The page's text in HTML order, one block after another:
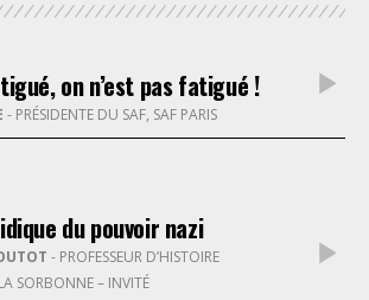
on n’est pas fatigué !
- PRÉSIDENTE DU SAF, SAF PARIS
La fabrique juridique du pouvoir nazi
CONTEMPORAINE À LA SORBONNE – INVITÉ